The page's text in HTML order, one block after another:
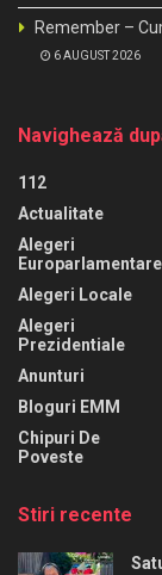
Remember –
6 AUGUST 2026
Navighează
112
Actualitate
Alegeri
Europarlamentare
Alegeri Locale
Alegeri
Prezidentiale
Anunturi
Bloguri EMM
Chipuri De
Poveste
Stiri recente